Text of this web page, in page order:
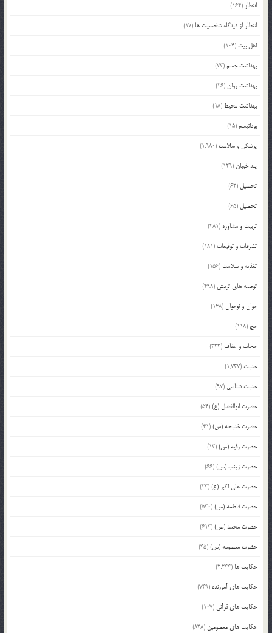
انتظار (164)
انتظار از دیدگاه شخصیت ها (17)
اهل بیت (104)
بهداشت جسم(73)
بهداشت روان(26)
بهداشت محیط (18)
بودائیسم(15)
پزشکی و سلامت (1,980)
پند خوبان(129)
تحصیل (62)
تحصیل (65)
تربیت و مشاوره (481)
تشرفات و توقیعات (181)
تغذیه و سلامت (156)
توصیه های تربیتی (498)
جوان و نوجوان(148)
حج (118)
حجاب و عفاف (333)
حدیث (1,737)
حدیث شناسی (97)
حضرت ابوالفضل (ع)(54)
حضرت خدیجه (س)(41)
حضرت رقیه (س)(13)
حضرت زینب (س)(66)
حضرت علی اکبر (ع)(23)
حضرت فاطمه (س)(530)
حضرت محمد (ص)(613)
حضرت معصومه (س)(45)
حکایت ها (2,244)
حکایت های آموزنده (749)
حکایت های قرآنی (107)
حکایت های معصومین (838)